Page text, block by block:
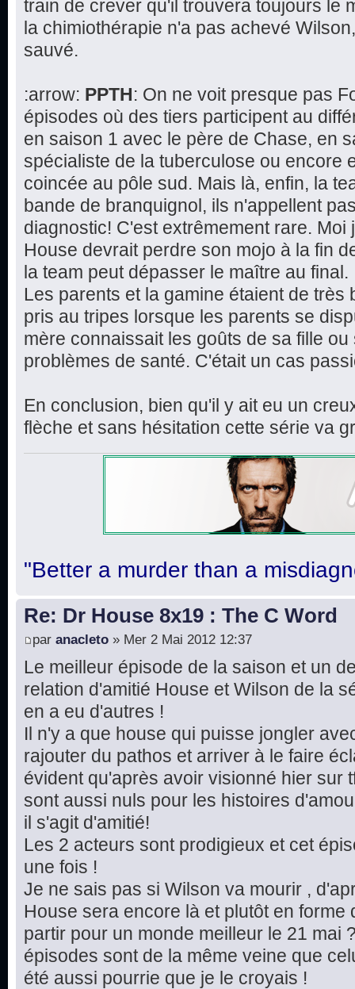
train de crever qu'il trouvera toujours le
la chimiothérapie n'a pas achevé
sauvé.
:arrow: PPTH: On ne voit presque pas
épisodes où des tiers participent au
en saison 1 avec le père de Chase, en
spécialiste de la tuberculose ou encore
coincée au pôle sud. Mais là, enfin, la
bande de branquignol, ils n'appellent
diagnostic! C'est extrêmement rare. Moi
House devrait perdre son mojo à la fin
la team peut dépasser le maître au final.
Les parents et la gamine étaient de très
pris au tripes lorsque les parents se
mère connaissait les goûts de sa fille
problèmes de santé. C'était un cas
En conclusion, bien qu'il y ait eu un
flèche et sans hésitation cette série va
"Better a murder than a
Re: Dr House 8x19 : The C Word
par anacleto » Mer 2 Mai 2012 12:37
Le meilleur épisode de la saison et un
relation d'amitié House et Wilson de la
en a eu d'autres !
Il n'y a que house qui puisse jongler
rajouter du pathos et arriver à le faire
évident qu'après avoir visionné hier sur
sont aussi nuls pour les histoires
il s'agit d'amitié!
Les 2 acteurs sont prodigieux et cet
une fois !
Je ne sais pas si Wilson va mourir ,
House sera encore là et plutôt en forme
partir pour un monde meilleur le 21 mai
épisodes sont de la même veine que
été aussi pourrie que je le croyais !